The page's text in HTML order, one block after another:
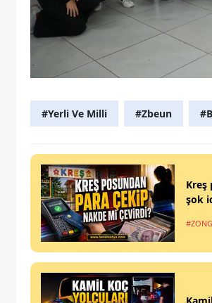
#Yerli Ve Milli #Zbeun
Kreş
şok